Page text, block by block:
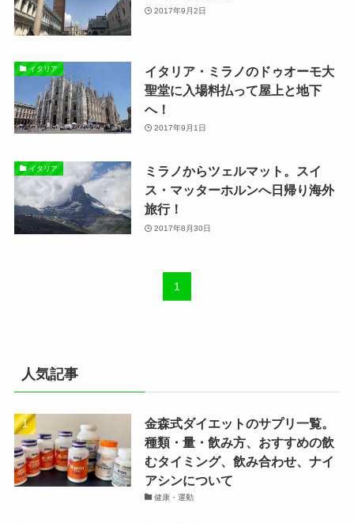
2017年9月2日
イタリア
イタリア・ミラノのドゥオーモ大
聖堂に入場料払って屋上と地下
へ！
2017年9月1日
イタリア
ミラノからツェルマット。スイ
ス・マッターホルンへ日帰り海外
旅行！
2017年8月30日
1
人気記事
金森式ダイエットのサプリ一覧。
種類・量・飲み方、おすすめの飲
むタイミング、飲み合わせ、ナイ
アシンについて
健康・運動